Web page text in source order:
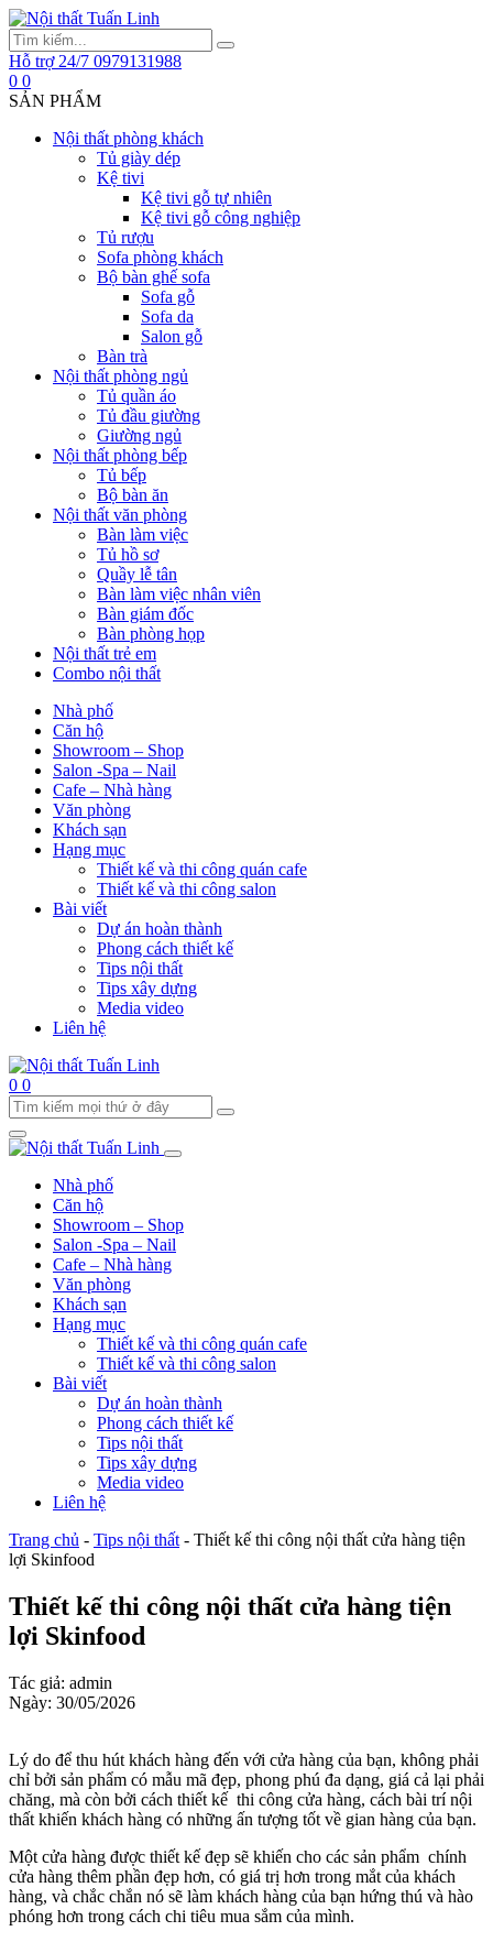
Hỗ trợ 24/7 0979131988
0 0
SẢN PHẨM
Nội thất phòng khách
Tủ giày dép
Kệ tivi
Kệ tivi gỗ tự nhiên
Kệ tivi gỗ công nghiệp
Tủ rượu
Sofa phòng khách
Bộ bàn ghế sofa
Sofa gỗ
Sofa da
Salon gỗ
Bàn trà
Nội thất phòng ngủ
Tủ quần áo
Tủ đầu giường
Giường ngủ
Nội thất phòng bếp
Tủ bếp
Bộ bàn ăn
Nội thất văn phòng
Bàn làm việc
Tủ hồ sơ
Quầy lễ tân
Bàn làm việc nhân viên
Bàn giám đốc
Bàn phòng họp
Nội thất trẻ em
Combo nội thất
Nhà phố
Căn hộ
Showroom – Shop
Salon -Spa – Nail
Cafe – Nhà hàng
Văn phòng
Khách sạn
Hạng mục
Thiết kế và thi công quán cafe
Thiết kế và thi công salon
Bài viết
Dự án hoàn thành
Phong cách thiết kế
Tips nội thất
Tips xây dựng
Media video
Liên hệ
0 0
Nhà phố
Căn hộ
Showroom – Shop
Salon -Spa – Nail
Cafe – Nhà hàng
Văn phòng
Khách sạn
Hạng mục
Thiết kế và thi công quán cafe
Thiết kế và thi công salon
Bài viết
Dự án hoàn thành
Phong cách thiết kế
Tips nội thất
Tips xây dựng
Media video
Liên hệ
Trang chủ - Tips nội thất - Thiết kế thi công nội thất cửa hàng tiện
lợi Skinfood
Thiết kế thi công nội thất cửa hàng tiện
lợi Skinfood
Tác giả: admin
Ngày: 30/05/2026
Lý do để thu hút khách hàng đến với cửa hàng của bạn, không phải
chỉ bởi sản phẩm có mẫu mã đẹp, phong phú đa dạng, giá cả lại phải
chăng, mà còn bởi cách thiết kế thi công cửa hàng, cách bài trí nội
thất khiến khách hàng có những ấn tượng tốt về gian hàng của bạn.
Một cửa hàng được thiết kế đẹp sẽ khiến cho các sản phẩm chính
cửa hàng thêm phần đẹp hơn, có giá trị hơn trong mắt của khách
hàng, và chắc chắn nó sẽ làm khách hàng của bạn hứng thú và hào
phóng hơn trong cách chi tiêu mua sắm của mình.